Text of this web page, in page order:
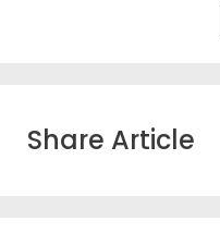
Share Article